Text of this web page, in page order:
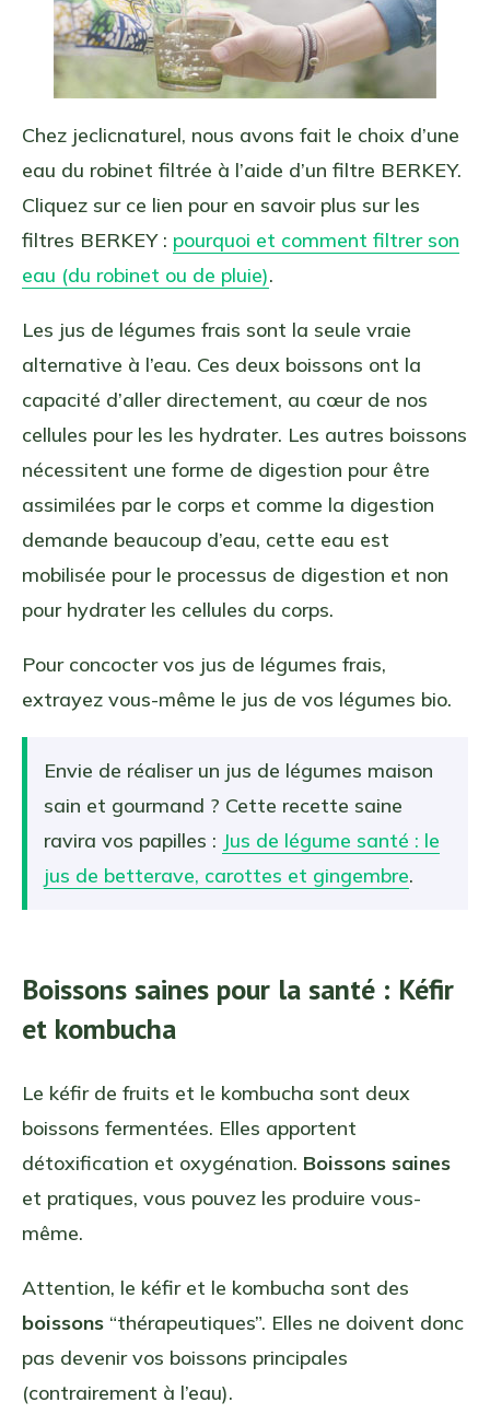
Chez jeclicnaturel, nous avons fait le choix d’une
eau du robinet filtrée à l’aide d’un filtre BERKEY.
Cliquez sur ce lien pour en savoir plus sur les
filtres BERKEY : pourquoi et comment filtrer son
eau (du robinet ou de pluie).
Les jus de légumes frais sont la seule vraie
alternative à l’eau. Ces deux boissons ont la
capacité d’aller directement, au cœur de nos
cellules pour les les hydrater. Les autres boissons
nécessitent une forme de digestion pour être
assimilées par le corps et comme la digestion
demande beaucoup d’eau, cette eau est
mobilisée pour le processus de digestion et non
pour hydrater les cellules du corps.
Pour concocter vos jus de légumes frais,
extrayez vous-même le jus de vos légumes bio.
Envie de réaliser un jus de légumes maison
sain et gourmand ? Cette recette saine
ravira vos papilles : Jus de légume santé : le
jus de betterave, carottes et gingembre.
Boissons saines pour la santé : Kéfir
et kombucha
Le kéfir de fruits et le kombucha sont deux
boissons fermentées. Elles apportent
détoxification et oxygénation. Boissons saines
et pratiques, vous pouvez les produire vous-
même.
Attention, le kéfir et le kombucha sont des
boissons “thérapeutiques”. Elles ne doivent donc
pas devenir vos boissons principales
(contrairement à l’eau).